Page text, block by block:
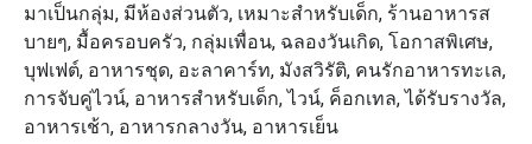
มาเป็นกลุ่ม, มีห้องส่วนตัว, เหมาะสำหรับเด็ก, ร้านอาหารส
บายๆ, มื้อครอบครัว, กลุ่มเพื่อน, ฉลองวันเกิด, โอกาสพิเศษ,
บุฟเฟต์, อาหารชุด, อะลาคาร์ท, มังสวิรัติ, คนรักอาหารทะเล,
การจับคู่ไวน์, อาหารสำหรับเด็ก, ไวน์, ค็อกเทล, ได้รับรางวัล,
อาหารเช้า, อาหารกลางวัน, อาหารเย็น